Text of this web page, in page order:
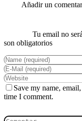
Save my name,
time I comment.